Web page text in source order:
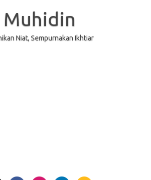
Muhidin
Niat, Sempurnakan Ikhtiar